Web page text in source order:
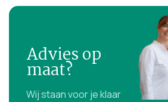
Advies op
maat?
Wij staan voor je klaar